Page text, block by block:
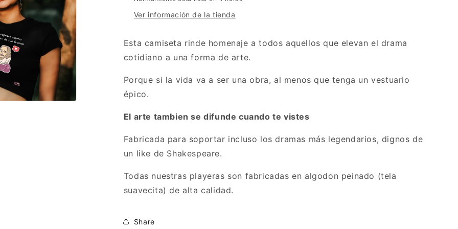
Ver información de la tienda
Esta camiseta rinde homenaje a todos aquellos que elevan el drama
cotidiano a una forma de arte.
Porque si la vida va a ser una obra, al menos que tenga un vestuario
épico.
El arte tambien se difunde cuando te vistes
Fabricada para soportar incluso los dramas más legendarios, dignos de
un like de Shakespeare.
Todas nuestras playeras son fabricadas en algodon peinado (tela
suavecita) de alta calidad.
Share